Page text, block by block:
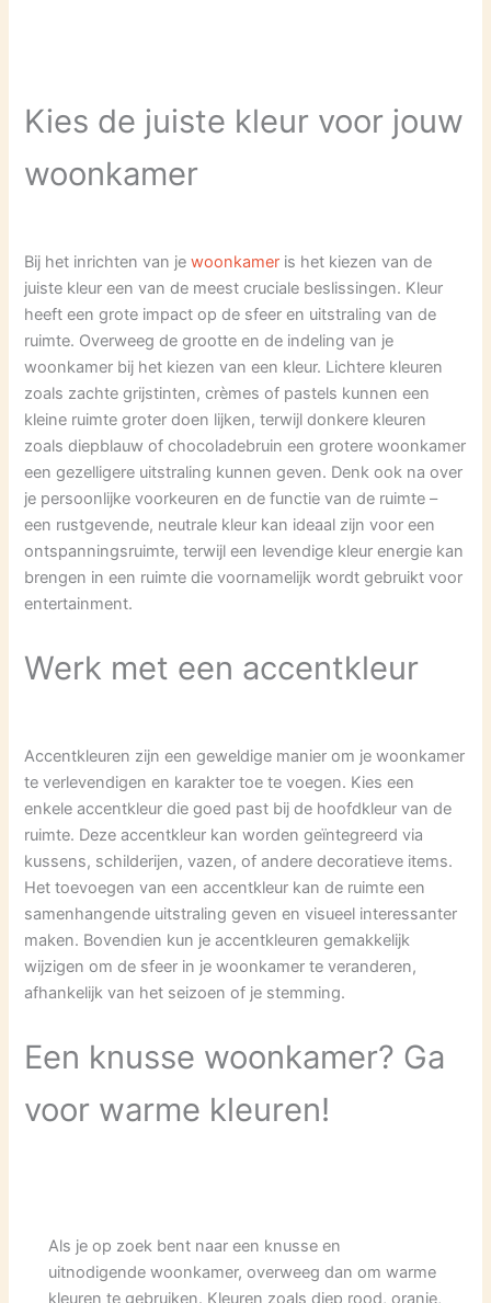
Kies de juiste kleur voor jouw
woonkamer
Bij het inrichten van jewoonkamer is het kiezen van de
juiste kleur een van de meest cruciale beslissingen. Kleur
heeft een grote impact op de sfeer en uitstraling van de
ruimte. Overweeg de grootte en de indeling van je
woonkamer bij het kiezen van een kleur. Lichtere kleuren
zoals zachte grijstinten, crèmes of pastels kunnen een
kleine ruimte groter doen lijken, terwijl donkere kleuren
zoals diepblauw of chocoladebruin een grotere woonkamer
een gezelligere uitstraling kunnen geven. Denk ook na over
je persoonlijke voorkeuren en de functie van de ruimte –
een rustgevende, neutrale kleur kan ideaal zijn voor een
ontspanningsruimte, terwijl een levendige kleur energie kan
brengen in een ruimte die voornamelijk wordt gebruikt voor
entertainment.
Werk met een accentkleur
Accentkleuren zijn een geweldige manier om je woonkamer
te verlevendigen en karakter toe te voegen. Kies een
enkele accentkleur die goed past bij de hoofdkleur van de
ruimte. Deze accentkleur kan worden geïntegreerd via
kussens, schilderijen, vazen, of andere decoratieve items.
Het toevoegen van een accentkleur kan de ruimte een
samenhangende uitstraling geven en visueel interessanter
maken. Bovendien kun je accentkleuren gemakkelijk
wijzigen om de sfeer in je woonkamer te veranderen,
afhankelijk van het seizoen of je stemming.
Een knusse woonkamer? Ga
voor warme kleuren!
Als je op zoek bent naar een knusse en
uitnodigende woonkamer, overweeg dan om warme
kleuren te gebruiken. Kleuren zoals diep rood, oranje,